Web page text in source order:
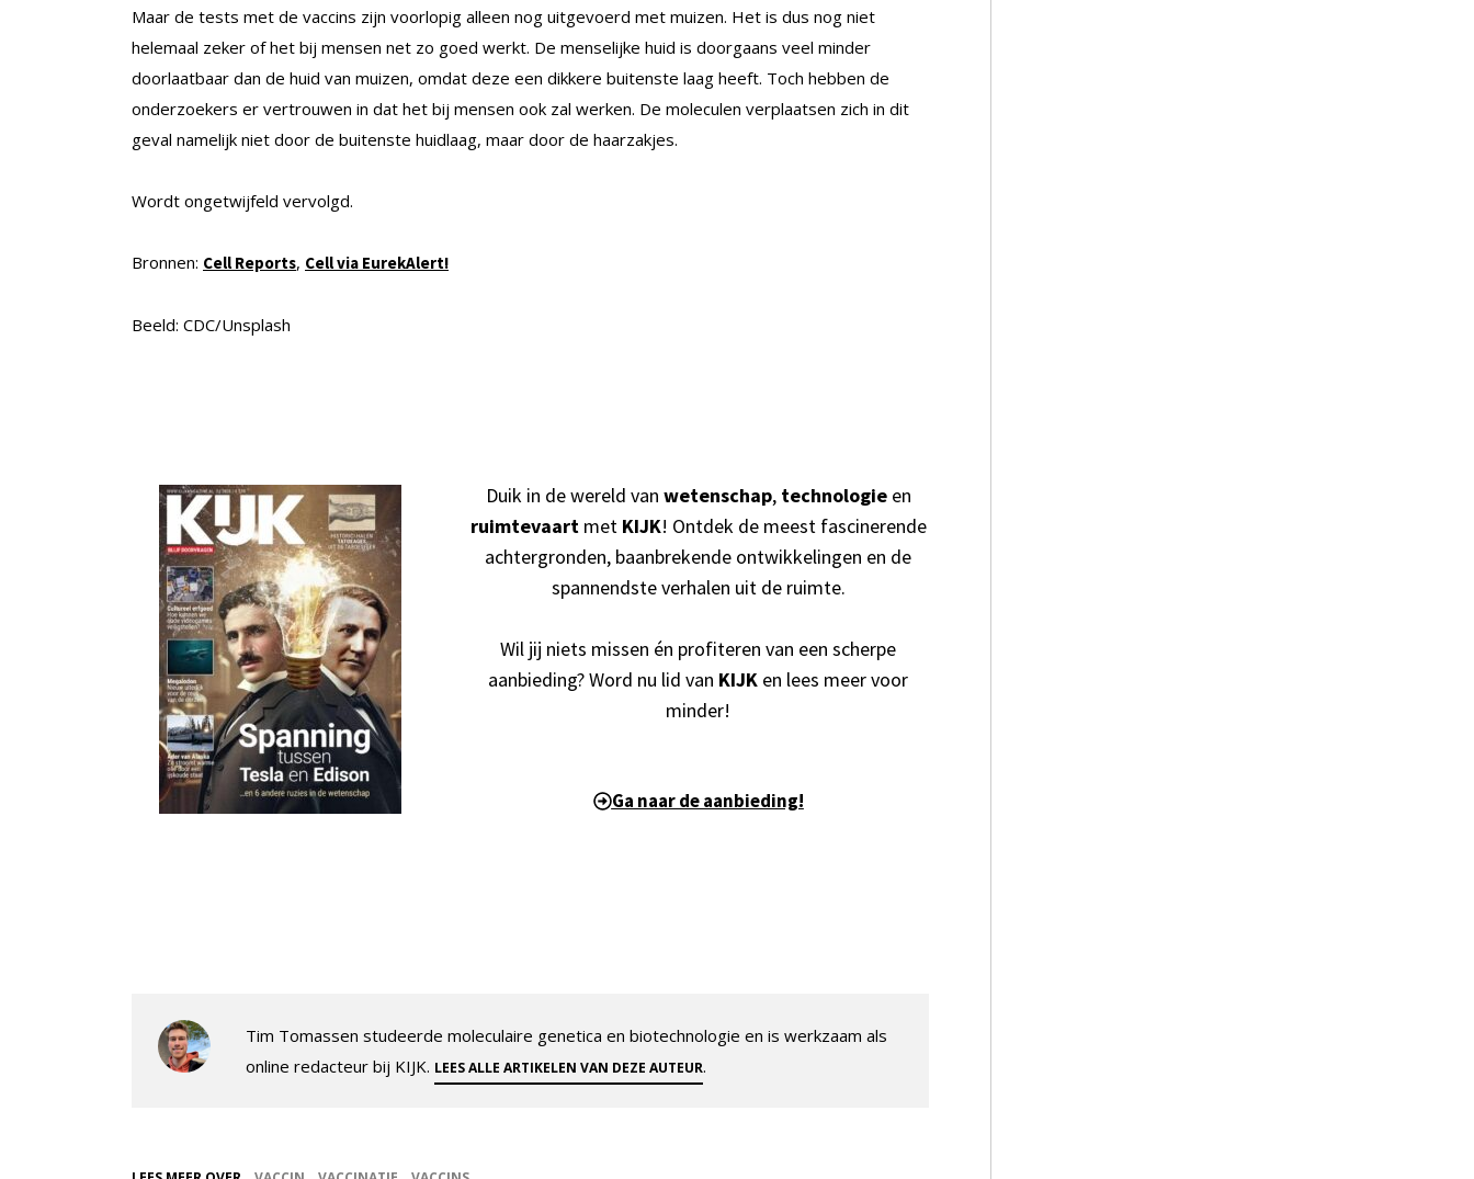
Maar de tests met de vaccins zijn voorlopig alleen nog uitgevoerd met muizen. Het is dus nog niet
helemaal zeker of het bij mensen net zo goed werkt. De menselijke huid is doorgaans veel minder
doorlaatbaar dan de huid van muizen, omdat deze een dikkere buitenste laag heeft. Toch hebben de
onderzoekers er vertrouwen in dat het bij mensen ook zal werken. De moleculen verplaatsen zich in dit
geval namelijk niet door de buitenste huidlaag, maar door de haarzakjes.
Wordt ongetwijfeld vervolgd.
Bronnen: Cell Reports, Cell via EurekAlert!
Beeld: CDC/Unsplash
Duik in de wereld van wetenschap, technologieen
ruimtevaartmet KIJK! Ontdek de meest fascinerende
achtergronden, baanbrekende ontwikkelingen en de
spannendste verhalen uit de ruimte.
Wil jij niets missen én profiteren van een scherpe
aanbieding? Word nu lid van KIJK en lees meer voor
minder!
Ga naar de aanbieding!
Tim Tomassen studeerde moleculaire genetica en biotechnologie en is werkzaam als
online redacteur bij KIJK. LEES ALLE ARTIKELEN VAN DEZE AUTEUR.